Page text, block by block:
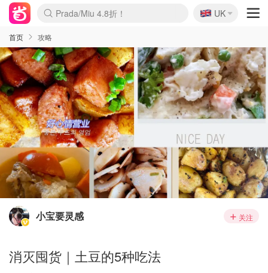
Prada/Miu 4.8折！
🇬🇧
UK
首页 攻略
小宝要灵感 关注
消灭囤货｜土豆的5种吃法